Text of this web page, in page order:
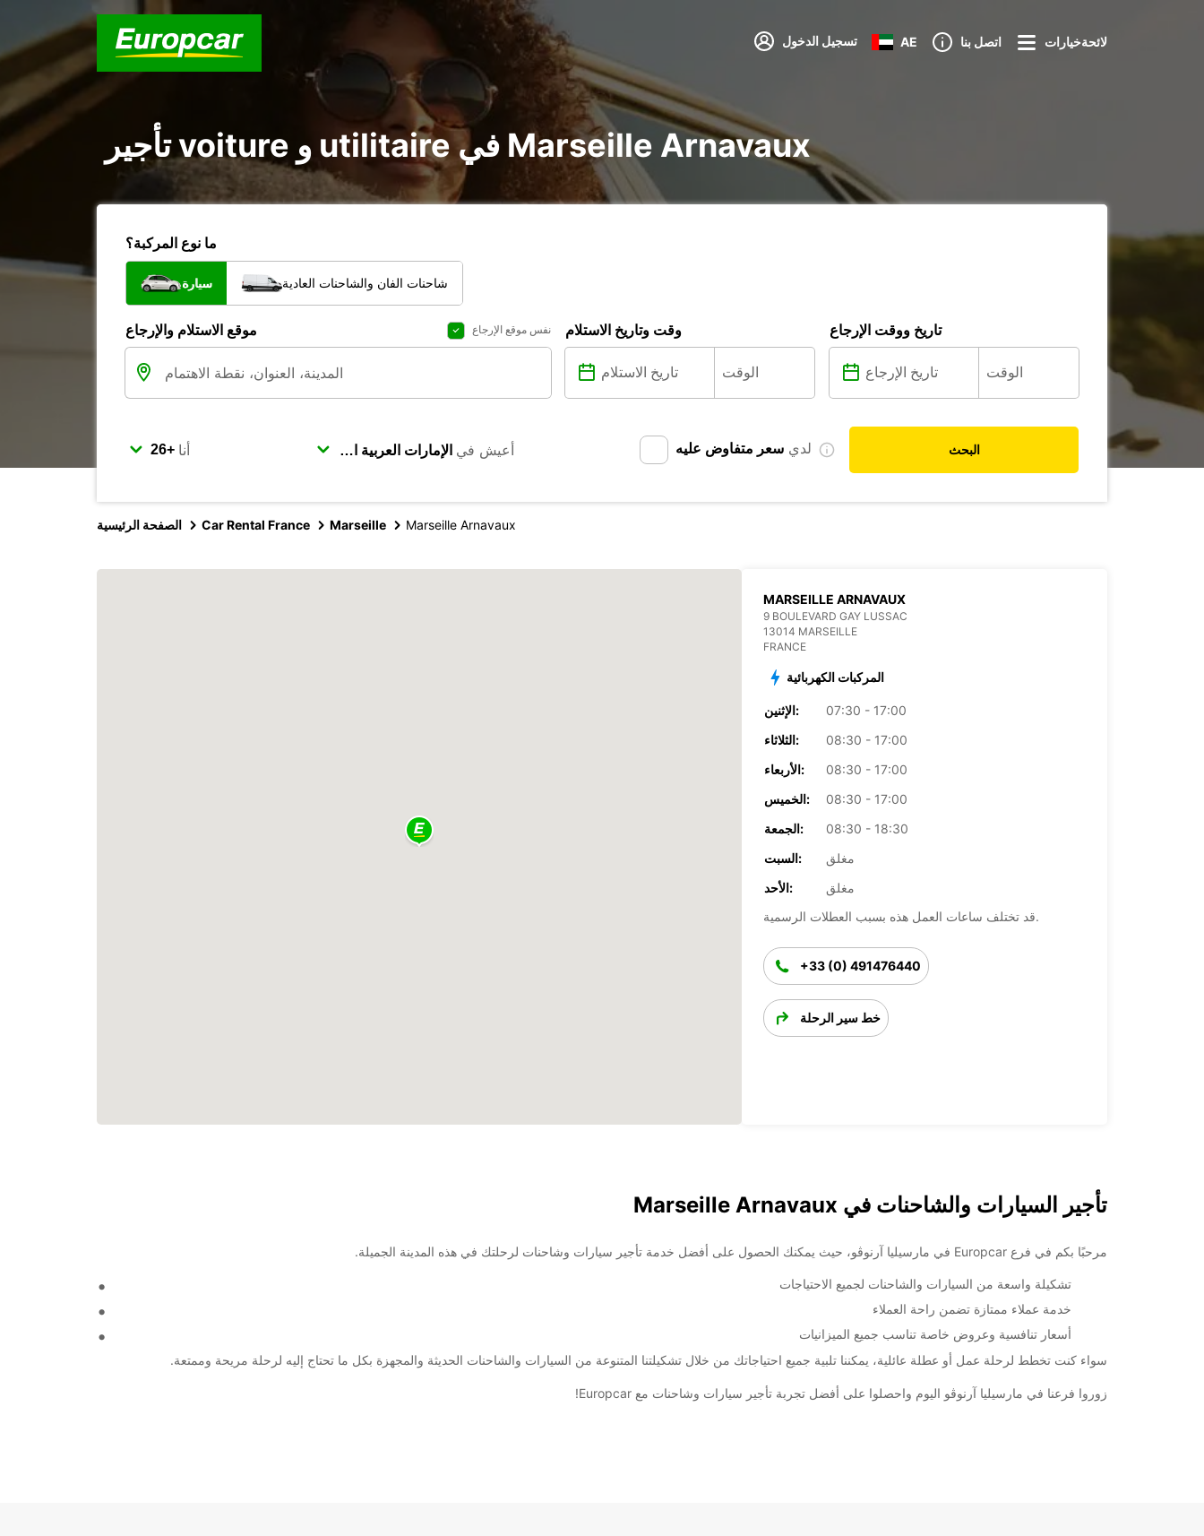
تسجيل الدخول AE اتصل بنا لائحةخيارات
تأجير voiture و utilitaire في Marseille Arnavaux
ما نوع المركبة؟
سيارة شاحنات الفان والشاحنات العادية
موقع الاستلام والإرجاع نفس موقع الإرجاع وقت وتاريخ الاستلام تاريخ ووقت الإرجاع
أنا أعيش في لدي سعر متفاوض عليه البحث
الصفحة الرئيسية Car Rental France Marseille Marseille Arnavaux
MARSEILLE ARNAVAUX
9 BOULEVARD GAY LUSSAC
13014 MARSEILLE
FRANCE
المركبات الكهربائية
الإثنين:
07:30 - 17:00
الثلاثاء:
08:30 - 17:00
الأربعاء:
08:30 - 17:00
الخميس:
08:30 - 17:00
الجمعة:
08:30 - 18:30
السبت:
مغلق
الأحد:
مغلق
قد تختلف ساعات العمل هذه بسبب العطلات الرسمية.
+33 (0) 491476440
خط سير الرحلة
تأجير السيارات والشاحنات في Marseille Arnavaux
مرحبًا بكم في فرع Europcar في مارسيليا آرنوڤو، حيث يمكنك الحصول على أفضل خدمة تأجير سيارات وشاحنات لرحلتك في هذه المدينة الجميلة.
تشكيلة واسعة من السيارات والشاحنات لجميع الاحتياجات
خدمة عملاء ممتازة تضمن راحة العملاء
أسعار تنافسية وعروض خاصة تناسب جميع الميزانيات
سواء كنت تخطط لرحلة عمل أو عطلة عائلية، يمكننا تلبية جميع احتياجاتك من خلال تشكيلتنا المتنوعة من السيارات والشاحنات الحديثة والمجهزة بكل ما تحتاج إليه لرحلة مريحة وممتعة.
زوروا فرعنا في مارسيليا آرنوڤو اليوم واحصلوا على أفضل تجربة تأجير سيارات وشاحنات مع Europcar!